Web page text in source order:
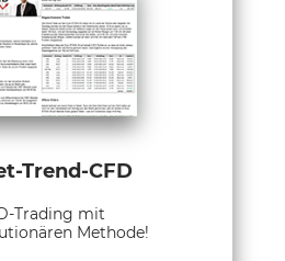
Trend-CFD
Trading mit
Methode!